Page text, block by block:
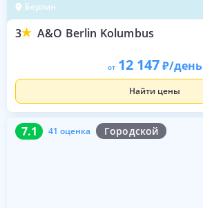
Берлин
3 A&O Berlin Kolumbus
от 12 147 /день
Найти цены
7.1 41 оценка Городской
7.1 41 оценка